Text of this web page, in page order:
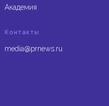
Академия
Контакты
media@prnews.ru